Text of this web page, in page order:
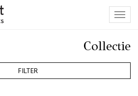
Collectie
FILTER